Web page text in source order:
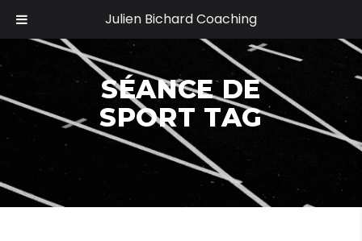
SÉANCE DE
SPORT TAG
Julien Bichard Coaching